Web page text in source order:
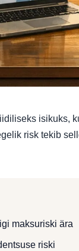
isikuks,
risk tekib
maksuriski ära
riski